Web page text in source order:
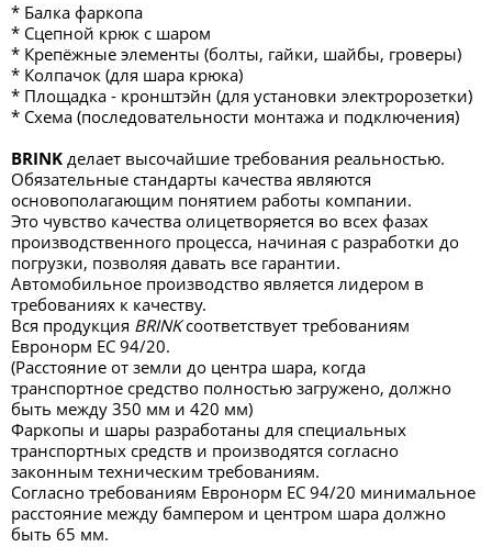
* Балка фаркопа
* Сцепной крюк с шаром
* Крепёжные элементы (болты, гайки, шайбы, гроверы)
* Колпачок (для шара крюка)
* Площадка - кронштэйн (для установки электророзетки)
* Схема (последовательности монтажа и подключения)
BRINK делает высочайшие требования реальностью.
Обязательные стандарты качества являются
основополагающим понятием работы компании.
Это чувство качества олицетворяется во всех фазах
производственного процесса, начиная с разработки до
погрузки, позволяя давать все гарантии.
Автомобильное производство является лидером в
требованиях к качеству.
Вся продукция BRINKсоответствует требованиям
Евронорм ЕС 94/20.
(Расстояние от земли до центра шара, когда
транспортное средство полностью загружено, должно
быть между 350 мм и 420 мм)
Фаркопы и шары разработаны для специальных
транспортных средств и производятся согласно
законным техническим требованиям.
Согласно требованиям Евронорм ЕС 94/20 минимальное
расстояние между бампером и центром шара должно
быть 65 мм.